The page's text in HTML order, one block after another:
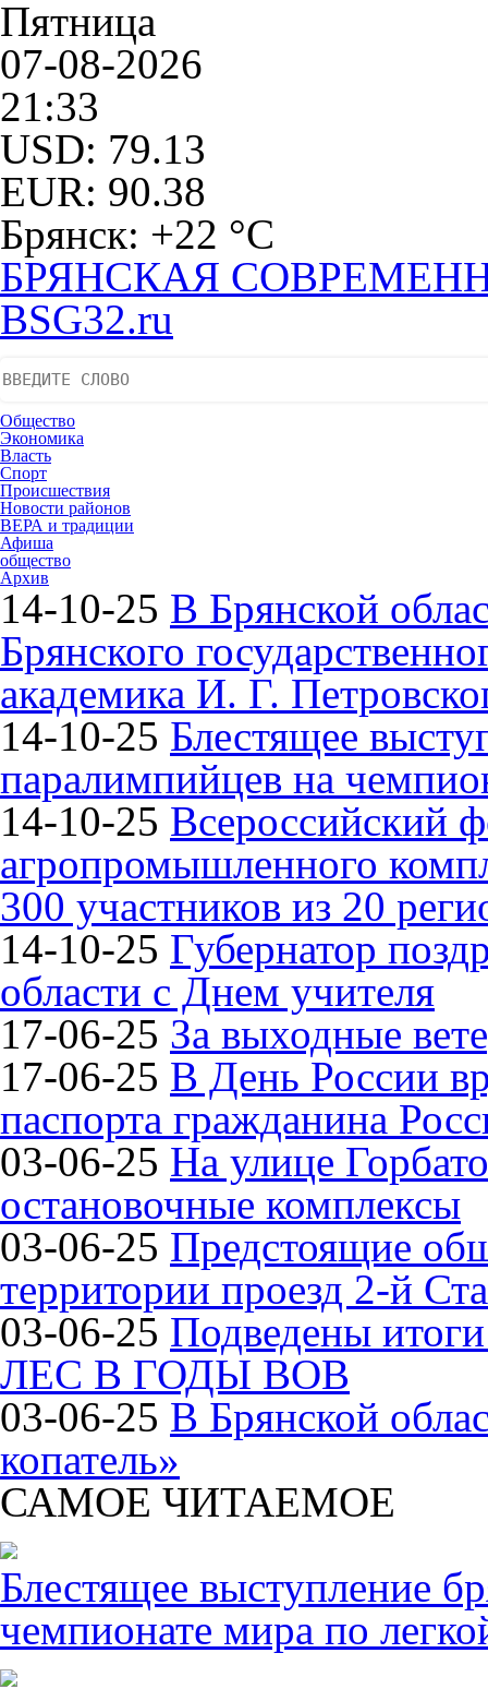
Пятница
07-08-2026
21:33
USD: 79.13
EUR: 90.38
Брянск: +22 °С
БРЯНСКАЯ
BSG32.ru
Общество
Экономика
Власть
Спорт
Происшествия
Новости районов
ВЕРА и традиции
Афиша
общество
Архив
14-10-25 В Брянской
Брянского
академика И. Г.
14-10-25 Блестящее
паралимпийцев на
14-10-25 Всероссийский
агропромышленного
300 участников из 20
14-10-25 Губернатор
области с Днем учителя
17-06-25 За выходные
17-06-25 В День России
паспорта гражданина
03-06-25 На улице
остановочные комплексы
03-06-25 Предстоящие
территории проезд 2-й
03-06-25 Подведены
ЛЕС В ГОДЫ ВОВ
03-06-25 В Брянской
копатель»
САМОЕ ЧИТАЕМОЕ
Блестящее выступление
чемпионате мира по